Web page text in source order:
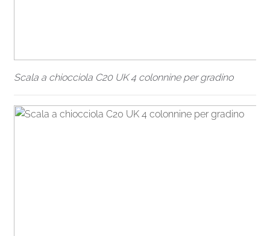
Scala a chiocciola C20 UK 4 colonnine per gradino